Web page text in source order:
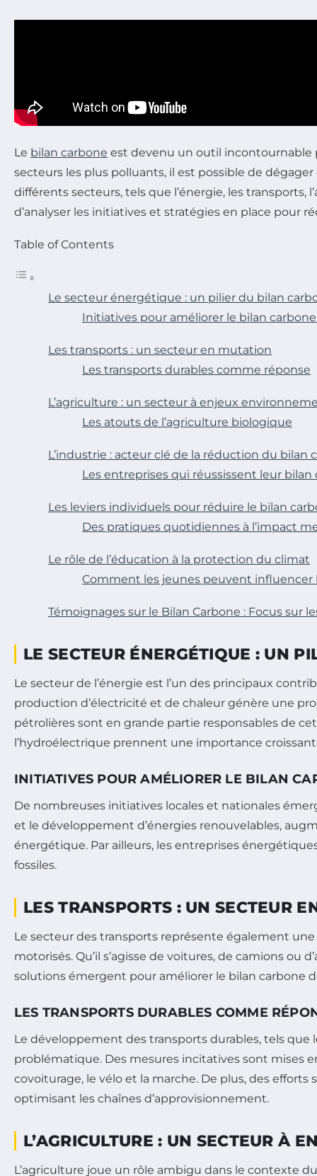
Le bilan carbone est devenu un outil incontournable
secteurs les plus polluants, il est possible de
différents secteurs, tels que l’énergie, les
d’analyser les initiatives et stratégies en place pour
Table of Contents
Le secteur énergétique : un pilier du bilan
Initiatives pour améliorer le bilan
Les transports : un secteur en mutation
Les transports durables comme réponse
L’agriculture : un secteur à enjeux
Les atouts de l’agriculture biologique
L’industrie : acteur clé de la réduction du bilan
Les entreprises qui réussissent leur bilan
Les leviers individuels pour réduire le bilan
Des pratiques quotidiennes à l’impact
Le rôle de l’éducation à la protection du climat
Comment les jeunes peuvent influencer
Témoignages sur le Bilan Carbone : Focus sur
LE SECTEUR ÉNERGÉTIQUE : UN
Le secteur de l’énergie est l’un des principaux
production d’électricité et de chaleur génère une
pétrolières sont en grande partie responsables de
l’hydroélectrique prennent une importance
INITIATIVES POUR AMÉLIORER LE BILAN
De nombreuses initiatives locales et nationales
et le développement d’énergies renouvelables,
énergétique. Par ailleurs, les entreprises
fossiles.
LES TRANSPORTS : UN SECTEUR
Le secteur des transports représente également
motorisés. Qu’il s’agisse de voitures, de camions ou
solutions émergent pour améliorer le bilan carbone
LES TRANSPORTS DURABLES COMME
Le développement des transports durables, tels que
problématique. Des mesures incitatives sont mises
covoiturage, le vélo et la marche. De plus, des
optimisant les chaînes d’approvisionnement.
L’AGRICULTURE : UN SECTEUR À
L’agriculture joue un rôle ambigu dans le contexte